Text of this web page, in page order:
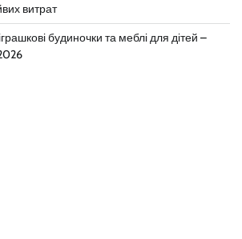
витрат
будиночки та меблі для дітей –